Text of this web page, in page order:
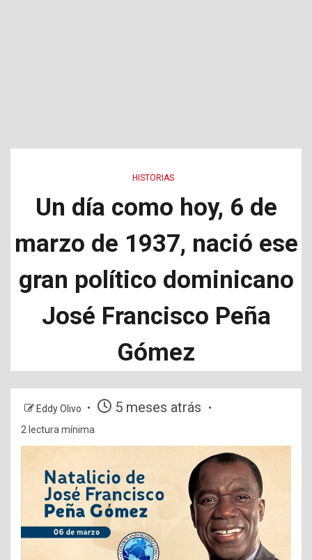
HISTORIAS
Un día como hoy, 6 de
marzo de 1937, nació ese
gran político dominicano
José Francisco Peña
Gómez
Eddy Olivo 5 meses atrás
2 lectura mínima